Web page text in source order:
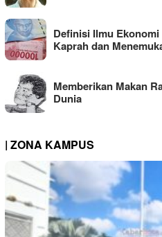
Definisi Ilmu
Kaprah dan
Memberikan Makan
Dunia
| ZONA KAMPUS